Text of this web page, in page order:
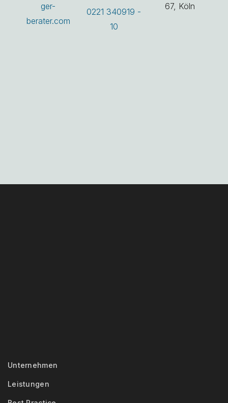
ger-
berater.com
0221 340919 -
10
67, Köln
Unternehmen
Leistungen